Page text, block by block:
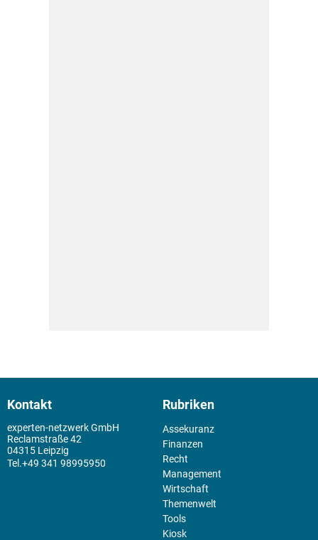
Kontakt
experten-netzwerk GmbH
Reclamstraße 42
04315 Leipzig
+49 341 98995950
Rubriken
Assekuranz
Finanzen
Recht
Management
Wirtschaft
Themenwelt
Tools
Kiosk